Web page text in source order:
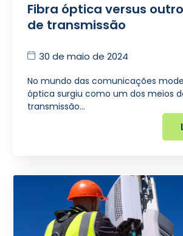
Fibra óptica versus
de transmissão
30 de maio de 2024
No mundo das comunicações
óptica surgiu como um dos meios
transmissão…